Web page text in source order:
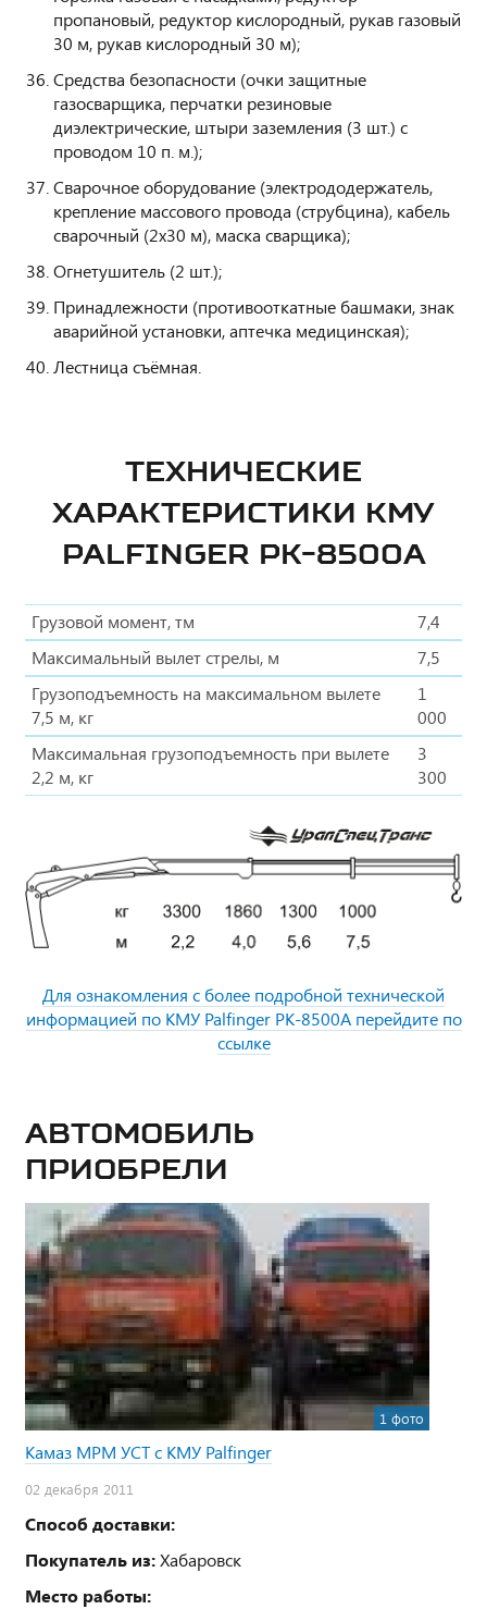
пропановый, редуктор кислородный, рукав газовый
30 м, рукав кислородный 30 м);
Средства безопасности (очки защитные
газосварщика, перчатки резиновые
диэлектрические, штыри заземления (3 шт.) с
проводом 10 п. м.);
Сварочное оборудование (электрододержатель,
крепление массового провода (струбцина), кабель
сварочный (2х30 м), маска сварщика);
Огнетушитель (2 шт.);
Принадлежности (противооткатные башмаки, знак
аварийной установки, аптечка медицинская);
Лестница съёмная.
ТЕХНИЧЕСКИЕ
ХАРАКТЕРИСТИКИ КМУ
PALFINGER PK-8500А
Грузовой момент, тм
7,4
Максимальный вылет стрелы, м
7,5
Грузоподъемность на максимальном вылете
7,5 м, кг
1
000
Максимальная грузоподъемность при вылете
2,2 м, кг
3
300
Для ознакомления с более подробной технической
информацией по КМУ Palfinger PK-8500А перейдите по
ссылке
Автомобиль
приобрели
1 фото
Камаз МРМ УСТ с КМУ Palfinger
02 декабря 2011
Способ доставки:
Покупатель из:Хабаровск
Место работы: